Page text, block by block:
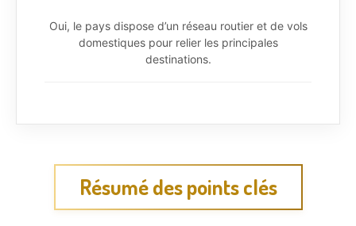
Oui, le pays dispose d’un réseau routier et de vols
domestiques pour relier les principales
destinations.
Résumé des points clés